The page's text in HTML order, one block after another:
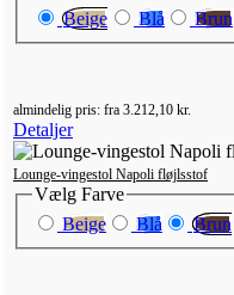
Beige
Blå Brun
almindelig pris: fra 3.212,10 kr.
Detaljer
Lounge-vingestol Napoli fløjlsstof
Vælg Farve
Beige
Blå Brun